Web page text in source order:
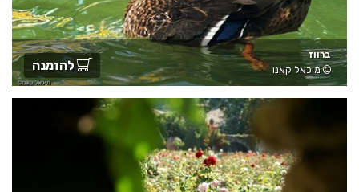
ברווז
מיכאל קאנו
להזמנה